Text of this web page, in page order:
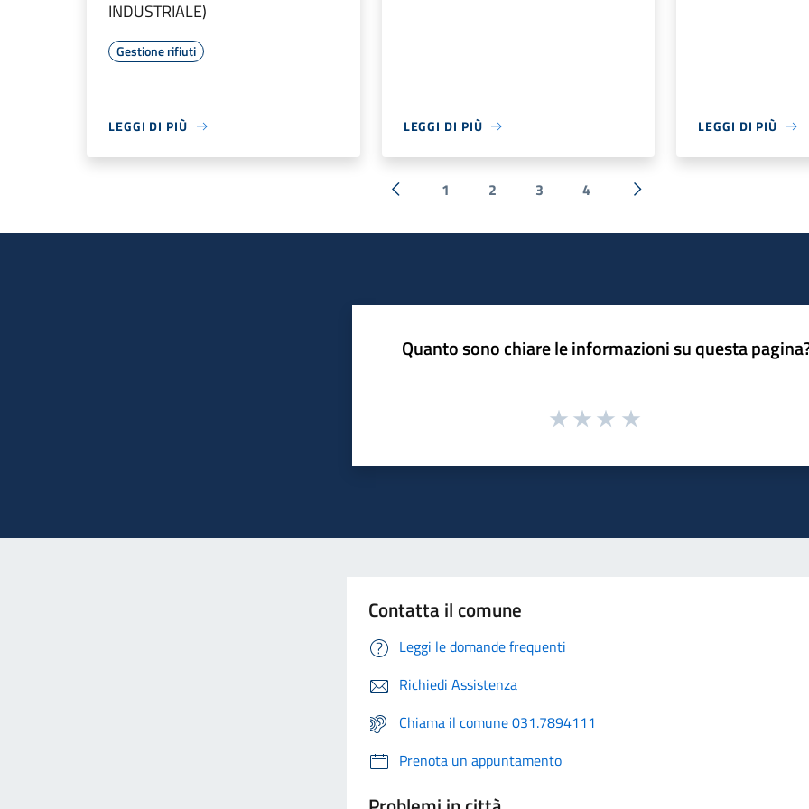
INDUSTRIALE)
Gestione rifiuti
LEGGI DI PIÙ LEGGI DI PIÙ LEGGI DI PIÙ
« Precedente
1 2 3 4
Successiva »
Quanto sono chiare le informazioni su questa
Contatta il comune
Leggi le domande frequenti
Richiedi Assistenza
Chiama il comune 031.7894111
Prenota un appuntamento